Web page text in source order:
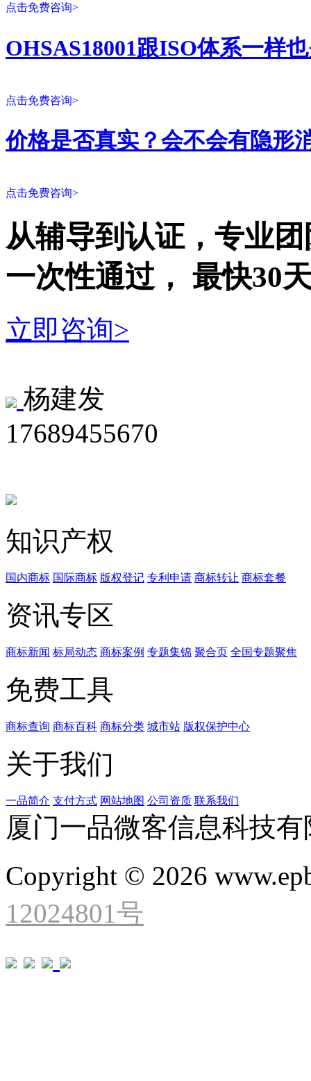
点击免费咨询>
OHSAS18001跟ISO体系一样
点击免费咨询>
价格是否真实？会不会有隐形
点击免费咨询>
从辅导到认证，专业
一次性通过， 最快30
立即咨询>
杨建发
17689455670
知识产权
国内商标 国际商标 版权登记 专利申请 商标转让 商标套餐
资讯专区
商标新闻 标局动态 商标案例 专题集锦 聚合页 全国专题聚焦
免费工具
商标查询 商标百科 商标分类 城市站 版权保护中心
关于我们
一品简介 支付方式 网站地图 公司资质 联系我们
厦门一品微客信息科技
Copyright © 2026
12024801号